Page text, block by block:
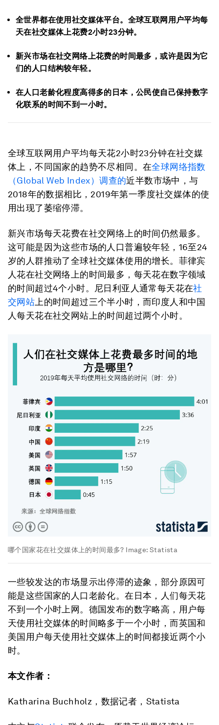
全世界都在使用社交媒体平台。全球互联网用户平均每
天在社交媒体上花费2小时23分钟。
新兴市场在社交网络上花费的时间最多，或许是因为它
们的人口结构较年轻。
在人口老龄化程度高得多的日本，公民使自己保持数字
化联系的时间不到一小时。
全球互联网用户平均每天花2小时23分钟在社交媒
体上，不同国家的趋势不尽相同。在全球网络指数
（Global Web Index）调查的近半数市场中，与
2018年的数据相比，2019年第一季度社交媒体的使
用出现了萎缩停滞。
新兴市场每天花费在社交网络上的时间仍然最多。
这可能是因为这些市场的人口普遍较年轻，16至24
岁的人群推动了全球社交媒体使用的增长。菲律宾
人花在社交网络上的时间最多，每天花在数字领域
的时间超过4个小时。尼日利亚人通常每天花在社
交网站 上的时间超过三个半小时，而印度人和中国
人每天花在社交网站上的时间超过两个小时。
哪个国家花在社交媒体上的时间最多? Image:Statista
一些较发达的市场显示出停滞的迹象，部分原因可
能是这些国家的人口老龄化。在日本，人们每天花
不到一个小时上网。德国发布的数字略高，用户每
天使用社交媒体的时间略多于一个小时，而英国和
美国用户每天使用社交媒体上的时间都接近两个小
时。
本文作者：
Katharina Buchholz，数据记者，Statista